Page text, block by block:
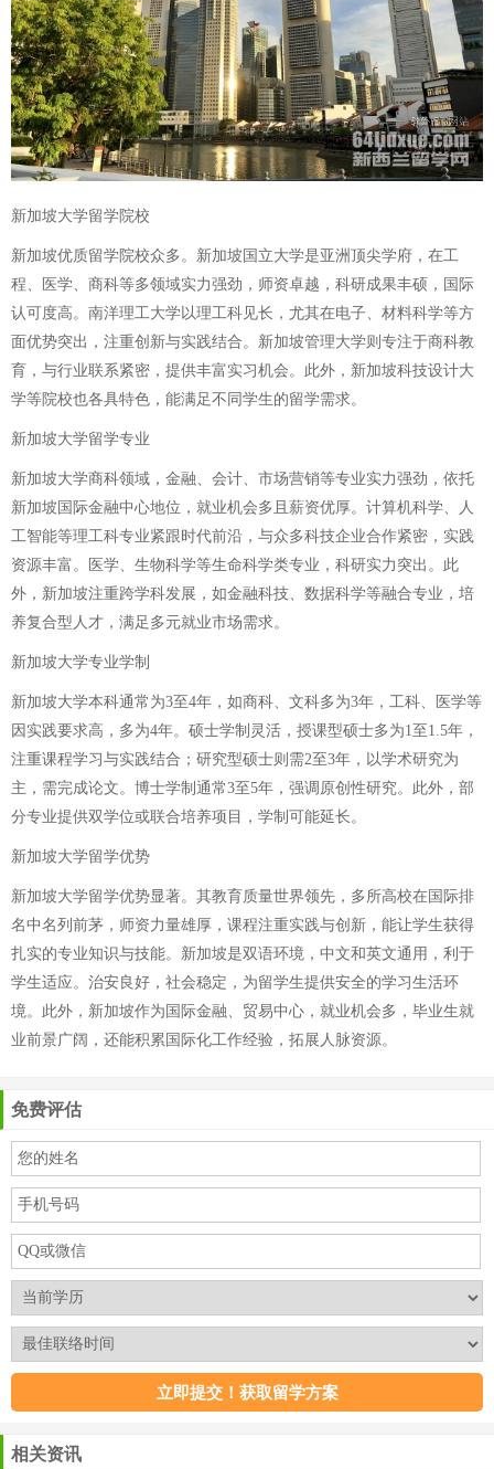
新加坡大学留学院校
新加坡优质留学院校众多。新加坡国立大学是亚洲顶尖学府，在工
程、医学、商科等多领域实力强劲，师资卓越，科研成果丰硕，国际
认可度高。南洋理工大学以理工科见长，尤其在电子、材料科学等方
面优势突出，注重创新与实践结合。新加坡管理大学则专注于商科教
育，与行业联系紧密，提供丰富实习机会。此外，新加坡科技设计大
学等院校也各具特色，能满足不同学生的留学需求。
新加坡大学留学专业
新加坡大学商科领域，金融、会计、市场营销等专业实力强劲，依托
新加坡国际金融中心地位，就业机会多且薪资优厚。计算机科学、人
工智能等理工科专业紧跟时代前沿，与众多科技企业合作紧密，实践
资源丰富。医学、生物科学等生命科学类专业，科研实力突出。此
外，新加坡注重跨学科发展，如金融科技、数据科学等融合专业，培
养复合型人才，满足多元就业市场需求。
新加坡大学专业学制
新加坡大学本科通常为3至4年，如商科、文科多为3年，工科、医学等
因实践要求高，多为4年。硕士学制灵活，授课型硕士多为1至1.5年，
注重课程学习与实践结合；研究型硕士则需2至3年，以学术研究为
主，需完成论文。博士学制通常3至5年，强调原创性研究。此外，部
分专业提供双学位或联合培养项目，学制可能延长。
新加坡大学留学优势
新加坡大学留学优势显著。其教育质量世界领先，多所高校在国际排
名中名列前茅，师资力量雄厚，课程注重实践与创新，能让学生获得
扎实的专业知识与技能。新加坡是双语环境，中文和英文通用，利于
学生适应。治安良好，社会稳定，为留学生提供安全的学习生活环
境。此外，新加坡作为国际金融、贸易中心，就业机会多，毕业生就
业前景广阔，还能积累国际化工作经验，拓展人脉资源。
免费评估
相关资讯